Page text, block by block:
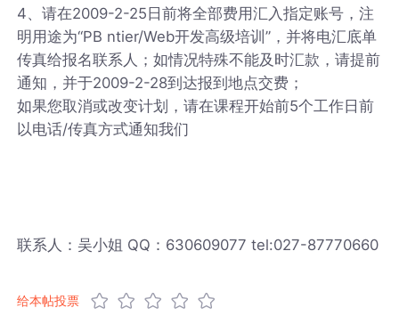
4、请在2009-2-25日前将全部费用汇入指定账号，注
明用途为“PB ntier/Web开发高级培训”，并将电汇底单
传真给报名联系人；如情况特殊不能及时汇款，请提前
通知，并于2009-2-28到达报到地点交费；
如果您取消或改变计划，请在课程开始前5个工作日前
以电话/传真方式通知我们
联系人：吴小姐 QQ：630609077 tel:027-87770660
给本帖投票